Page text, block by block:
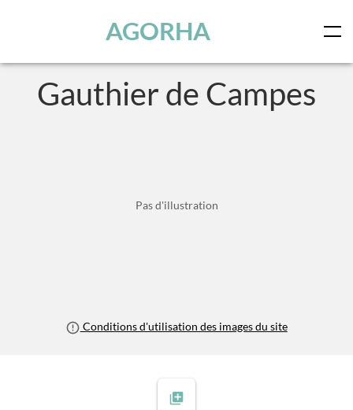
AGORHA
Gauthier de Campes
Pas d'illustration
Conditions d'utilisation des images du site